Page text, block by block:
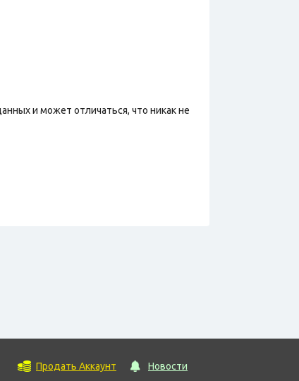
и может отличаться, что никак не
Продать Аккаунт Новости